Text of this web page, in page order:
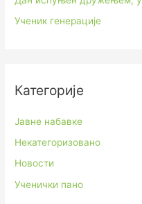
Ученик генерације
Категорије
Јавне набавке
Некатегоризовано
Новости
Ученички пано